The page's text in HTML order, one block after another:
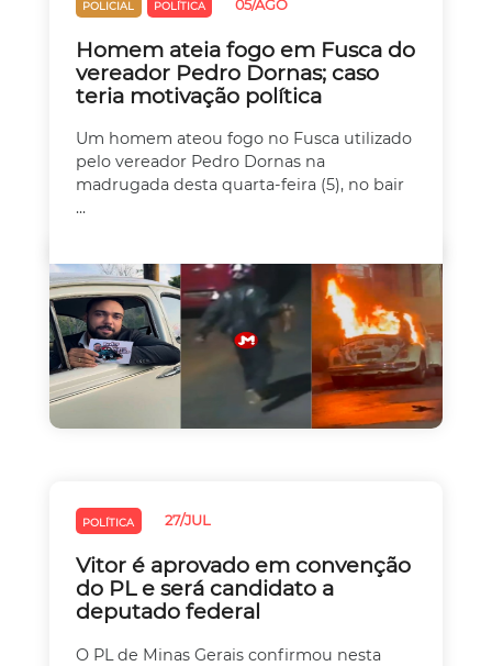
POLICIAL POLÍTICA 05/AGO
Homem ateia fogo em Fusca do
vereador Pedro Dornas; caso
teria motivação política
Um homem ateou fogo no Fusca utilizado
pelo vereador Pedro Dornas na
madrugada desta quarta-feira (5), no bair
...
POLÍTICA 27/JUL
Vitor é aprovado em convenção
do PL e será candidato a
deputado federal
O PL de Minas Gerais confirmou nesta